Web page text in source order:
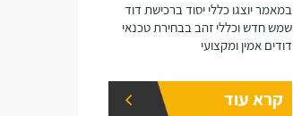
במאמר יוצגו כללי יסוד ברכישת דוד
שמש חדש וכללי זהב בבחירת טכנאי
דודים אמין ומקצועי
קרא עוד